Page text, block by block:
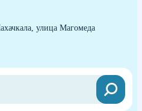
улица Магомеда